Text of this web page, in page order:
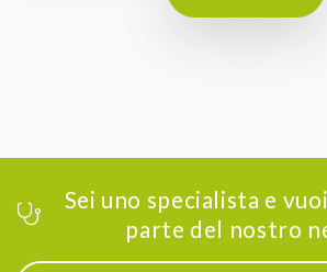
Sei uno specialista e
parte del nostro